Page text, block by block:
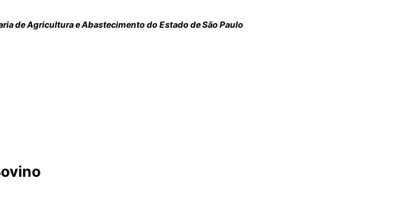
de Agricultura e Abastecimento do Estado de São Paulo